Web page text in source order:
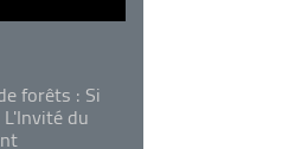
forêts : Si
du